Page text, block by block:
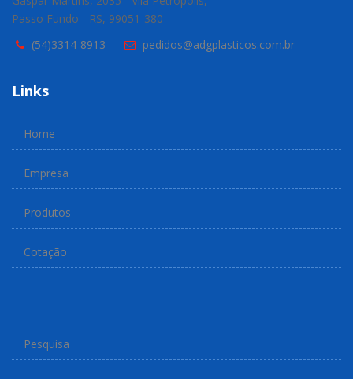
Passo Fundo - RS, 99051-380
(54)3314-8913
pedidos@adgplasticos.com.br
Links
Home
Empresa
Produtos
Cotação
Pesquisa